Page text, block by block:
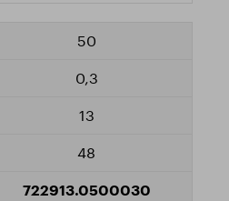
50
0,3
13
48
722913.0500030